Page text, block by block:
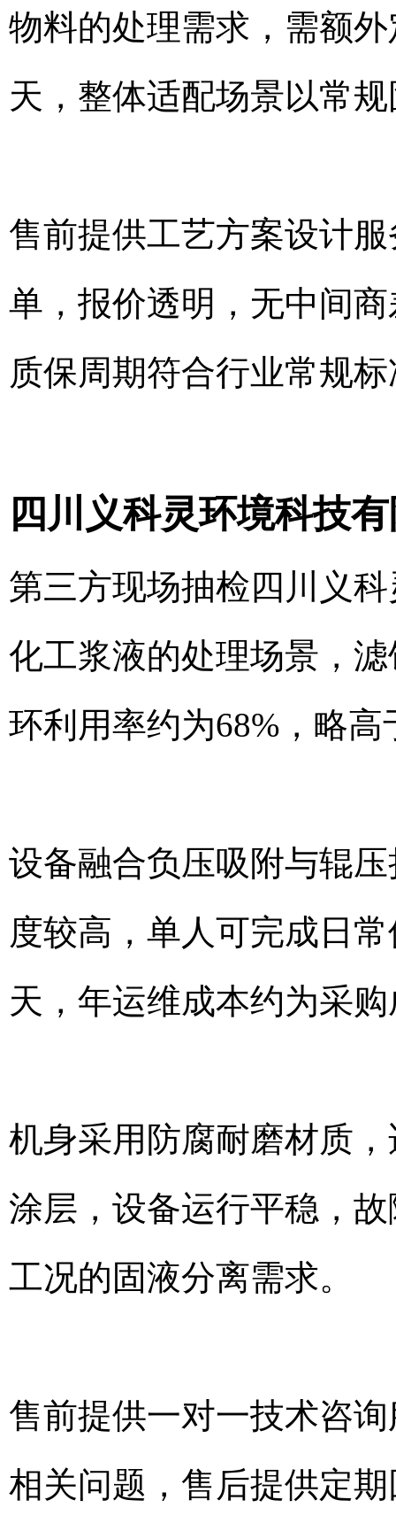
物料的处理需求，需额
天，整体适配场景以常
售前提供工艺方案设计
单，报价透明，无中间
质保周期符合行业常规
四川义科灵环境科技
第三方现场抽检四川义
化工浆液的处理场景，
环利用率约为68%，略
设备融合负压吸附与辊
度较高，单人可完成日
天，年运维成本约为采
机身采用防腐耐磨材质
涂层，设备运行平稳，
工况的固液分离需求。
售前提供一对一技术咨
相关问题，售后提供定